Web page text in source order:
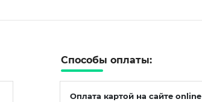
Способы оплаты:
Оплата картой на сайте online